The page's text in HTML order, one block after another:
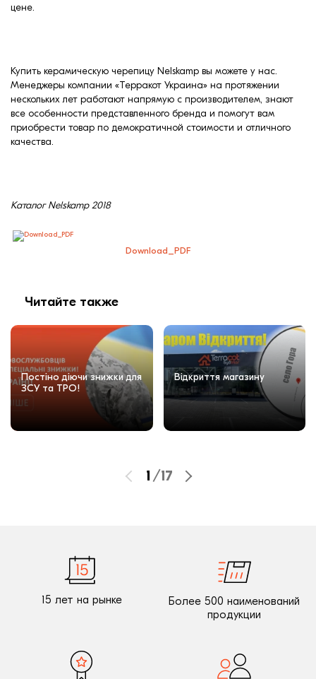
цене.
Купить керамическую черепицу Nelskamp вы можете у нас.
Менеджеры компании «Терракот Украина» на протяжении
нескольких лет работают напрямую с производителем, знают
все особенности представленного бренда и помогут вам
приобрести товар по демократичной стоимости и отличного
качества.
Каталог Nelskamp 2018
Download_PDF
Читайте также
Постіно діючи знижки для
ЗСУ та ТРО!
Відкриття магазину
1 /17
15 лет на рынке
Более 500 наименований
продукции